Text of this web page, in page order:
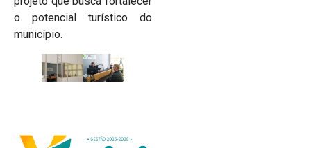
o potencial turístico do
município.